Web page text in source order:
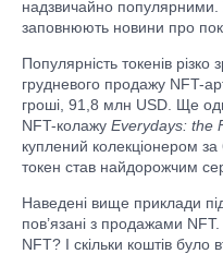
надзвичайно популярними.
заповнюють новини про
Популярність токенів різко
грудневого продажу NFT-
гроші, 91,8 млн USD. Ще
NFT-колажу Everydays: the
куплений колекціонером за
токен став найдорожчим
Наведені вище приклади
пов’язані з продажами
NFT? І скільки коштів було